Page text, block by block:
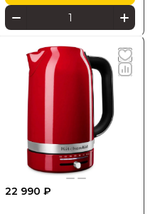
22 990 ₽